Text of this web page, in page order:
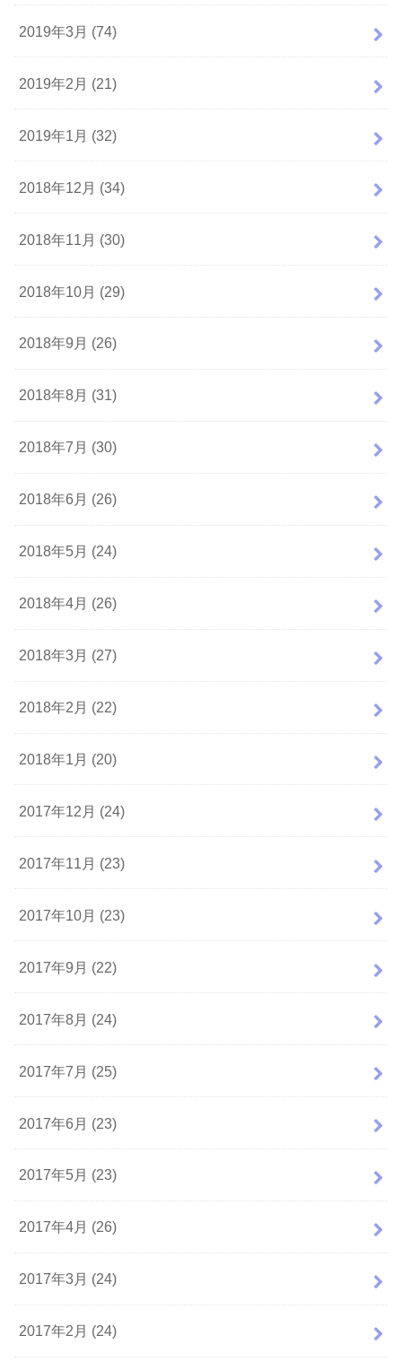
2019年3月 (74)
2019年2月 (21)
2019年1月 (32)
2018年12月 (34)
2018年11月 (30)
2018年10月 (29)
2018年9月 (26)
2018年8月 (31)
2018年7月 (30)
2018年6月 (26)
2018年5月 (24)
2018年4月 (26)
2018年3月 (27)
2018年2月 (22)
2018年1月 (20)
2017年12月 (24)
2017年11月 (23)
2017年10月 (23)
2017年9月 (22)
2017年8月 (24)
2017年7月 (25)
2017年6月 (23)
2017年5月 (23)
2017年4月 (26)
2017年3月 (24)
2017年2月 (24)